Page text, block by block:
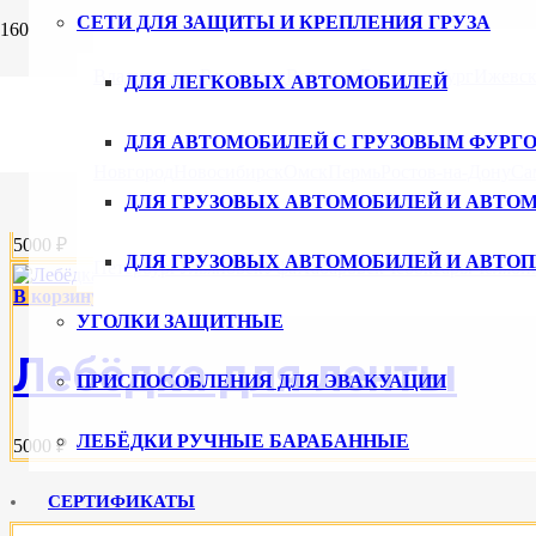
ВладивостокВолгоград ВоронежЕкатеринбург
ПетербургУльяновскУфаХабаровскЧебоксары
СЕТИ ДЛЯ ЗАЩИТЫ И КРЕПЛЕНИЯ ГРУЗА
ДЛЯ ЛЕГКОВЫХ АВТОМОБИЛЕЙ
ДЛЯ АВТОМОБИЛЕЙ С ГРУЗОВЫМ
ДЛЯ ГРУЗОВЫХ АВТОМОБИЛЕЙ И
ДЛЯ ГРУЗОВЫХ АВТОМОБИЛЕЙ И
УГОЛКИ ЗАЩИТНЫЕ
ПРИСПОСОБЛЕНИЯ ДЛЯ ЭВАКУАЦИИ
ЛЕБЁДКИ РУЧНЫЕ БАРАБАННЫЕ
СЕРТИФИКАТЫ
5000 ₽
В корзину
Лебёдка для ленты
5000 ₽